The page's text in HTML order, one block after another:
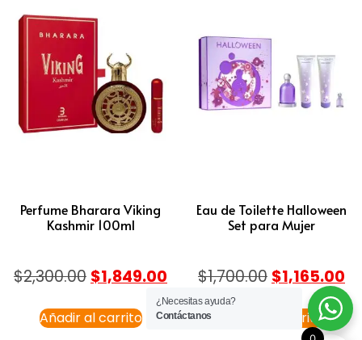
Perfume Bharara Viking
Kashmir 100ml
$2,300.00 $1,849.00
Añadir al carrito
Eau de Toilette Halloween
Set para Mujer
$1,700.00 $1,165.00
Añadir al carrito
¿Necesitas ayuda?
Contáctanos